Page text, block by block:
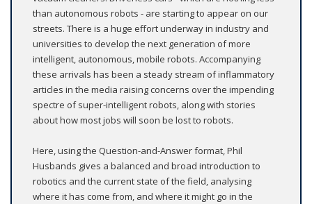
than autonomous robots - are starting to appear on our
streets. There is a huge effort underway in industry and
universities to develop the next generation of more
intelligent, autonomous, mobile robots. Accompanying
these arrivals has been a steady stream of inflammatory
articles in the media raising concerns over the impending
spectre of super-intelligent robots, along with stories
about how most jobs will soon be lost to robots.
Here, using the Question-and-Answer format, Phil
Husbands gives a balanced and broad introduction to
robotics and the current state of the field, analysing
where it has come from, and where it might go in the